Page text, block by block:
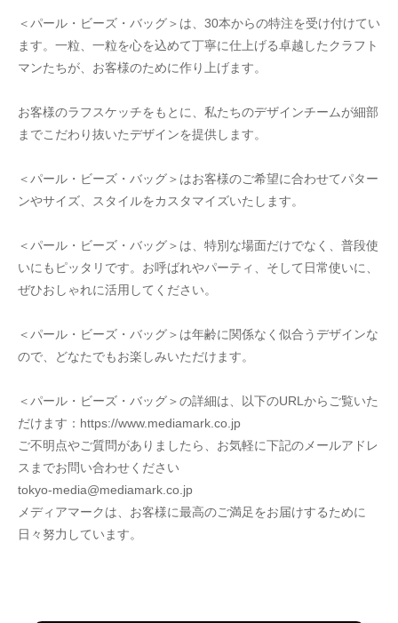
＜パール・ビーズ・バッグ＞は、30本からの特注を受け付けてい
ます。一粒、一粒を心を込めて丁寧に仕上げる卓越したクラフト
マンたちが、お客様のために作り上げます。
お客様のラフスケッチをもとに、私たちのデザインチームが細部
までこだわり抜いたデザインを提供します。
＜パール・ビーズ・バッグ＞はお客様のご希望に合わせてパター
ンやサイズ、スタイルをカスタマイズいたします。
＜パール・ビーズ・バッグ＞は、特別な場面だけでなく、普段使
いにもピッタリです。お呼ばれやパーティ、そして日常使いに、
ぜひおしゃれに活用してください。
＜パール・ビーズ・バッグ＞は年齢に関係なく似合うデザインな
ので、どなたでもお楽しみいただけます。
＜パール・ビーズ・バッグ＞の詳細は、以下のURLからご覧いた
だけます：https://www.mediamark.co.jp
ご不明点やご質問がありましたら、お気軽に下記のメールアドレ
スまでお問い合わせください
tokyo-media@mediamark.co.jp
メディアマークは、お客様に最高のご満足をお届けするために
日々努力しています。